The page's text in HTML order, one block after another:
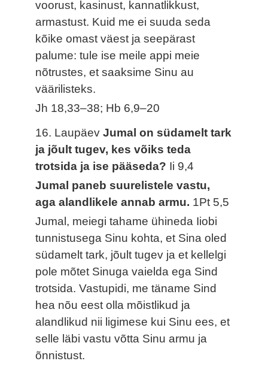
voorust, kasinust, kannatlikkust,
armastust. Kuid me ei suuda seda
kõike omast väest ja seepärast
palume: tule ise meile appi meie
nõtrustes, et saaksime Sinu au
väärilisteks.
Jh 18,33–38; Hb 6,9–20
16. LaupäevJumal on südamelt tark
ja jõult tugev, kes võiks teda
trotsida ja ise pääseda? Ii 9,4
Jumal paneb suurelistele vastu,
aga alandlikele annab armu. 1Pt 5,5
Jumal, meiegi tahame ühineda Iiobi
tunnistusega Sinu kohta, et Sina oled
südamelt tark, jõult tugev ja et kellelgi
pole mõtet Sinuga vaielda ega Sind
trotsida. Vastupidi, me täname Sind
hea nõu eest olla mõistlikud ja
alandlikud nii ligimese kui Sinu ees, et
selle läbi vastu võtta Sinu armu ja
õnnistust.